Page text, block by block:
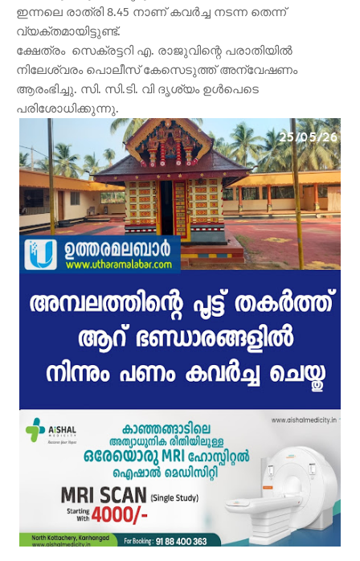
ഇന്നലെ രാത്രി 8.45 നാണ് കവർച്ച നടന്ന തെന്ന്
വ്യക്തമായിട്ടുണ്ട്.
ക്ഷേത്രം സെക്രട്ടറി എ. രാജുവിന്റെ പരാതിയിൽ
നിലേശ്വരം പൊലീസ് കേസെടുത്ത് അന്വേഷണം
ആരംഭിച്ചു. സി. സി.ടി. വി ദൃശ്യം ഉൾപെടെ
പരിശോധിക്കുന്നു.